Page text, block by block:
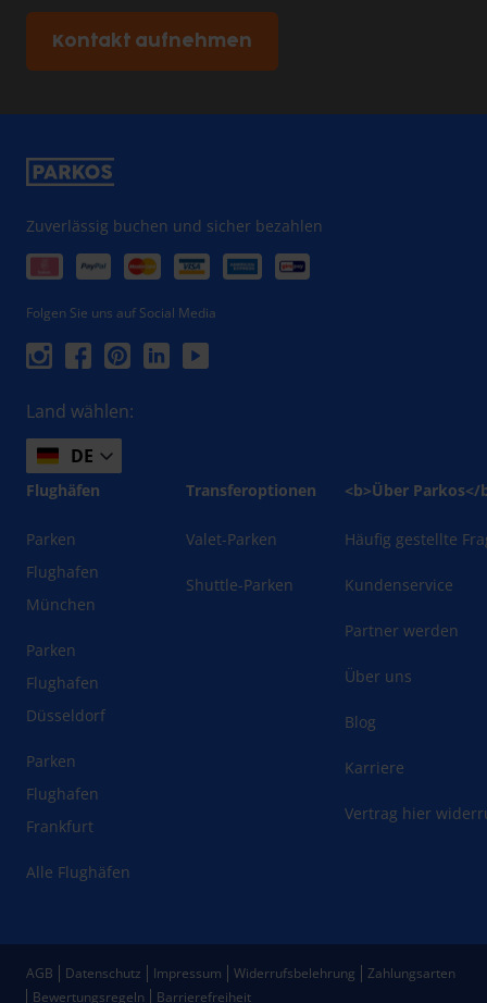
Kontakt aufnehmen
Zuverlässig buchen und sicher bezahlen
Folgen Sie uns auf Social Media
Land wählen:
DE
Flughäfen
Parken
Flughafen
München
Parken
Flughafen
Düsseldorf
Parken
Flughafen
Frankfurt
Alle Flughäfen
Transferoptionen
Valet-Parken
Shuttle-Parken
<b>Über Parkos</
Häufig gestellte
Kundenservice
Partner werden
Über uns
Blog
Karriere
Vertrag hier
AGB Datenschutz Impressum Widerrufsbelehrung
Zahlungsarten
Bewertungsregeln
Barrierefreiheit